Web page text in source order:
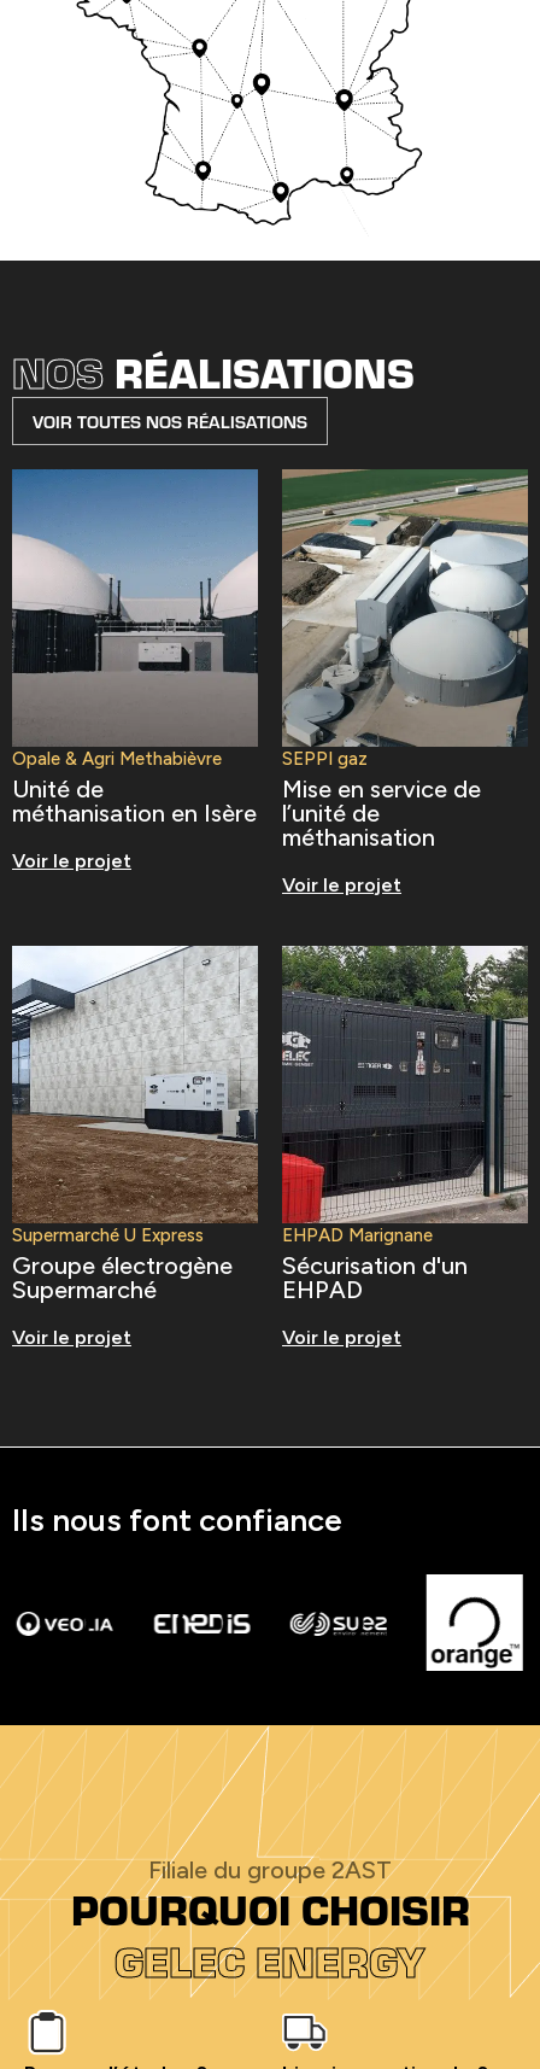
NOS RÉALISATIONS
VOIR TOUTES NOS RÉALISATIONS
Opale & Agri Methabièvre
Unité de
méthanisation en Isère
Voir le projet
SEPPI gaz
Mise en service de
l’unité de
méthanisation
Voir le projet
Supermarché U Express
Groupe électrogène
Supermarché
Voir le projet
EHPAD Marignane
Sécurisation d'un
EHPAD
Voir le projet
Ils nous font confiance
Filiale du groupe 2AST
POURQUOI CHOISIR
GELEC ENERGY